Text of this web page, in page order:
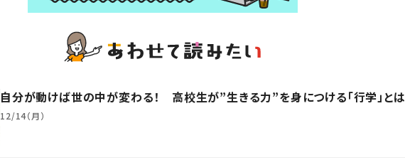
自分が動けば世の中が変わる！ 高校生が”生きる力”を身につける「行学」とは
12/14（月）